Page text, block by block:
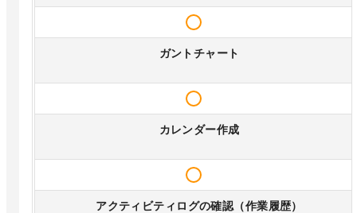
ガントチャート
カレンダー作成
アクティビティログの確認（作業履歴）